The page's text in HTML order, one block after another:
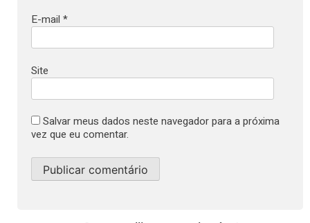
E-mail *
Site
Salvar meus dados neste navegador para a próxima
vez que eu comentar.